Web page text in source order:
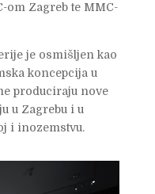
om Zagreb te MMC-
je osmišljen kao
koncepcija u
produciraju nove
u Zagrebu i u
i inozemstvu.